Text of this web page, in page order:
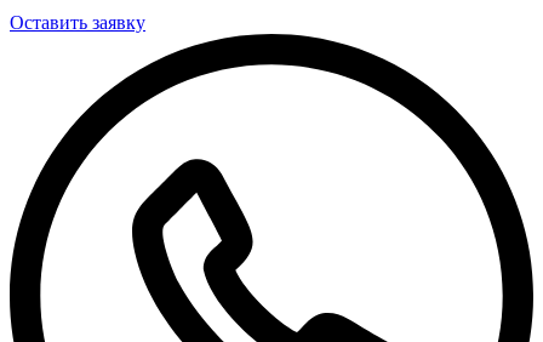
Оставить заявку